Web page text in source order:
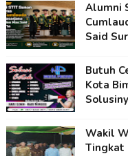
Alumni
Said
Butuh
Kota
Wakil
Tingkat